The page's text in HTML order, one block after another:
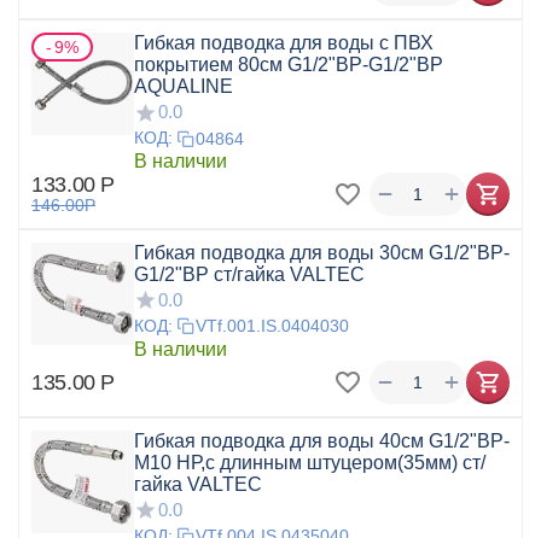
9%
Гибкая подводка для воды с ПВХ
покрытием 80см G1/2"ВР-G1/2"ВР
AQUALINE
0.0
КОД: 04864
В наличии
133.00 Р
146.00Р +
−
Гибкая подводка для воды 30см G1/2"ВР-
G1/2"ВР ст/гайка VALTEC
0.0
КОД: VTf.001.IS.0404030
В наличии
135.00 Р +
−
Гибкая подводка для воды 40см G1/2"ВР-
М10 НР,с длинным штуцером(35мм) ст/
гайка VALTEC
0.0